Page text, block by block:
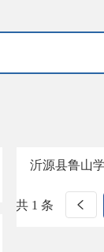
沂源县鲁山
共 1 条